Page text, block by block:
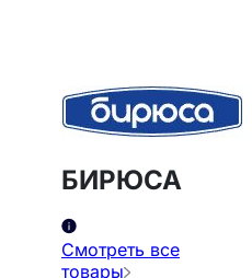
БИРЮСА
Смотреть все
товары